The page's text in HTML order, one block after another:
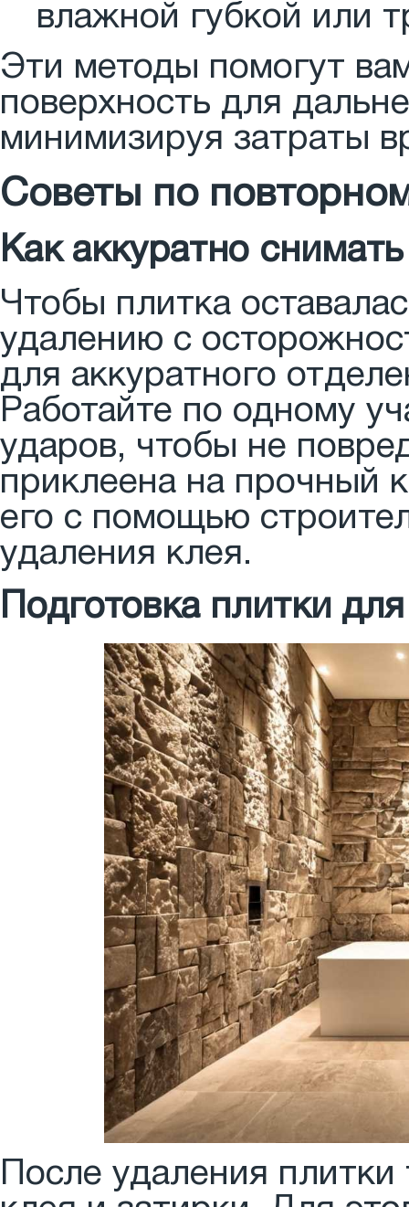
влажной губкой или
Эти методы помогут
поверхность для
минимизируя затраты
Советы по
Как аккуратно
Чтобы плитка
удалению с
для аккуратного
Работайте по одному
ударов, чтобы не
приклеена на прочный
его с помощью
удаления клея.
Подготовка плитки
После удаления